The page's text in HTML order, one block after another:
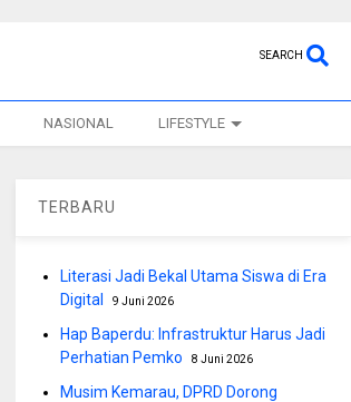
SEARCH
NASIONAL LIFESTYLE
TERBARU
Literasi Jadi Bekal Utama Siswa di Era
Digital
9 Juni 2026
Hap Baperdu: Infrastruktur Harus Jadi
Perhatian Pemko
8 Juni 2026
Musim Kemarau, DPRD Dorong